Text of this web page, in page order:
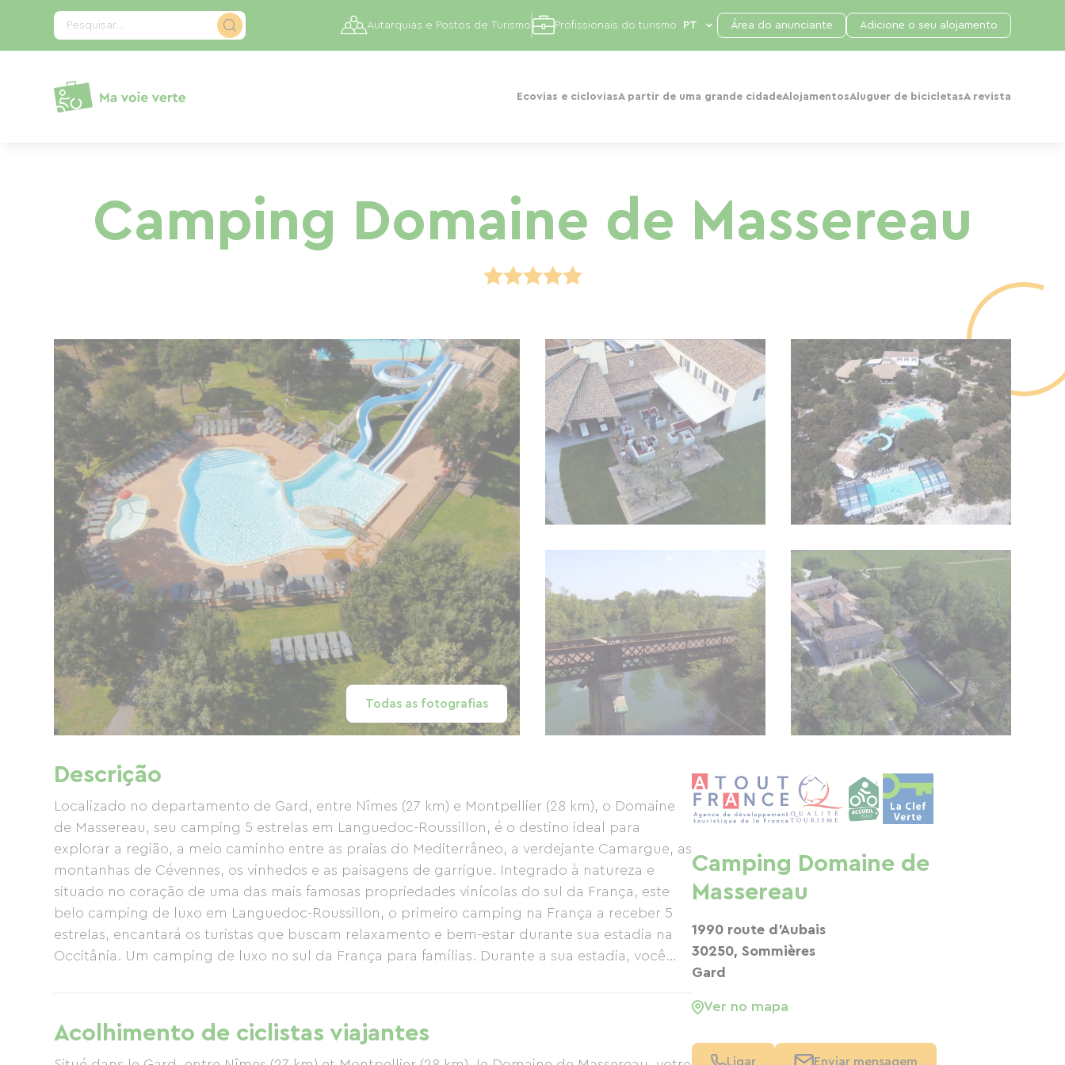
Pesquisar...
Ecovias e cicloviasA partir de uma grande cidadeAlojamentosAluguer de bicicletasA revista
Autarquias e Postos de Turismo Profissionais do turismo Área do anunciante Adicione o seu alojamento
Camping Domaine de Massereau
Todas as fotografias
Descrição
Localizado no departamento de Gard, entre Nîmes (27 km) e Montpellier (28 km), o Domaine
de Massereau, seu camping 5 estrelas em Languedoc-Roussillon, é o destino ideal para
explorar a região, a meio caminho entre as praias do Mediterrâneo, a verdejante Camargue, as
montanhas de Cévennes, os vinhedos e as paisagens de garrigue. Integrado à natureza e
situado no coração de uma das mais famosas propriedades vinícolas do sul da França, este
belo camping de luxo em Languedoc-Roussillon, o primeiro camping na França a receber 5
estrelas, encantará os turistas que buscam relaxamento e bem-estar durante sua estadia na
Occitânia. Um camping de luxo no sul da França para famílias. Durante a sua estadia, você
equipados e amplos espaços sombreados para camping e caravanas. O parque de campismo
combina harmoniosamente o espírito natural do campismo tradicional com o conforto de um
Acolhimento de ciclistas viajantes
Camping Domaine de
Massereau
1990 route d'Aubais
30250, Sommières
Gard
Ver no mapa
Ligar Enviar mensagem
Painel de Gerenciamento de Cookies